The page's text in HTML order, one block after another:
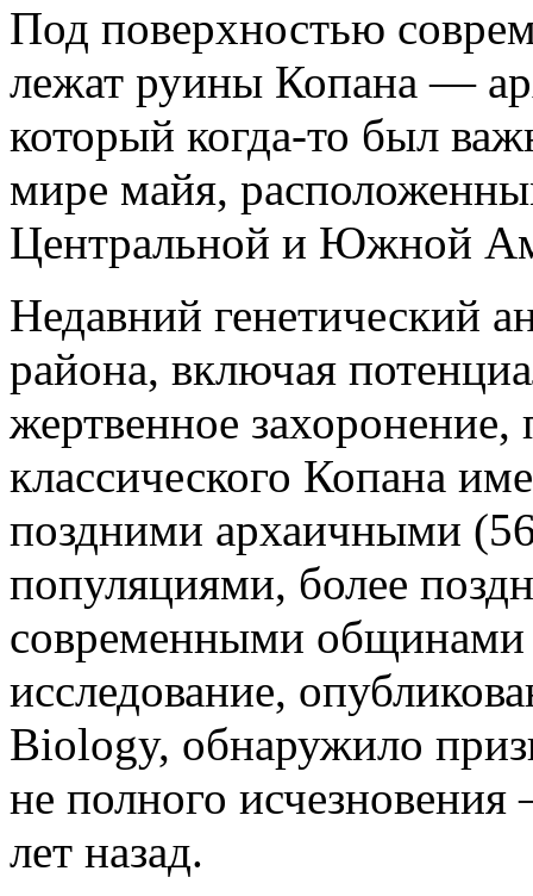
Под поверхностью
лежат руины Копана —
который когда-то был
мире майя,
Центральной и Южной
Недавний генетический
района, включая
жертвенное захоронение,
классического Копана
поздними архаичными
популяциями, более
современными
исследование,
Biology, обнаружило
не полного
лет назад.